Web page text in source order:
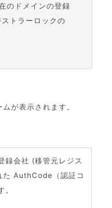
のドメインの登録
トラーロックの
が表示されます。
録会社 (移管元レジス
た AuthCode（認証コ
。